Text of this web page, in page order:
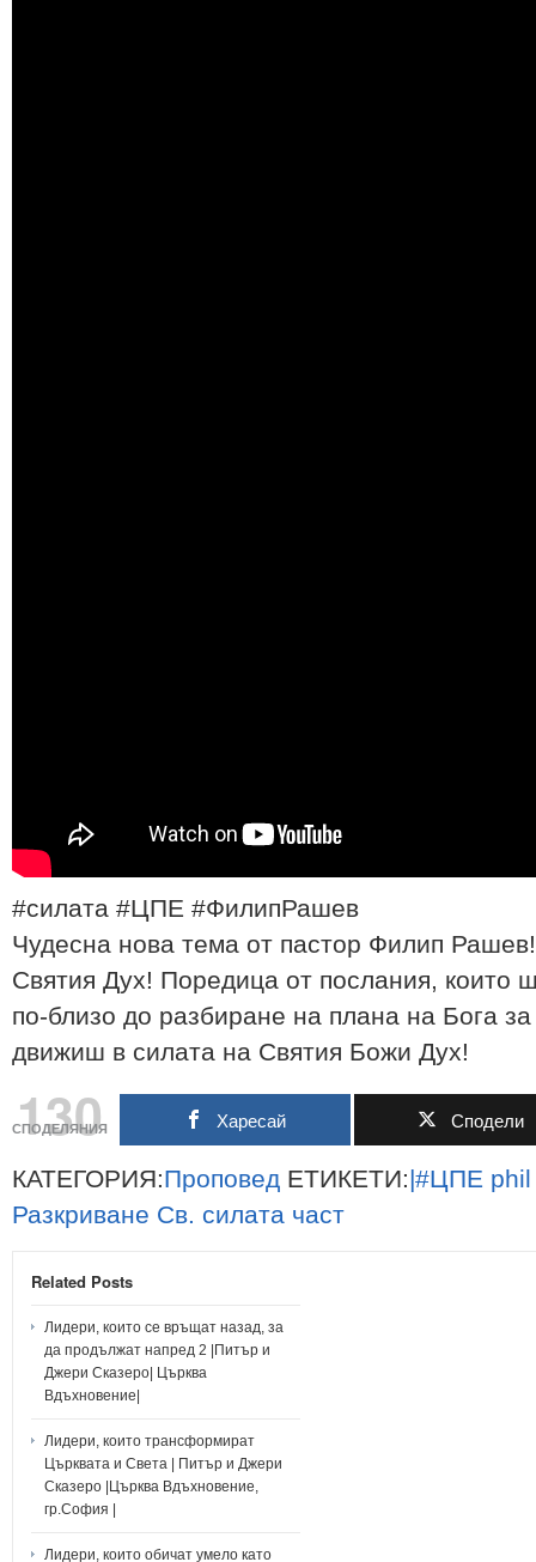
#силата #ЦПЕ #ФилипРашев
Чудесна нова тема от пастор Филип
Святия Дух! Поредица от послания, които
по-близо до разбиране на плана на Бога
движиш в силата на Святия Божи Дух!
130
СПОДЕЛЯНИЯ Харесай Сподели
КАТЕГОРИЯ:Проповед ЕТИКЕТИ:|#ЦПЕ phil
Разкриване Св. силата част
Related Posts
Лидери, които се връщат назад, за
да продължат напред 2 |Питър и
Джери Сказеро| Църква
Вдъхновение|
Лидери, които трансформират
Църквата и Света | Питър и Джери
Сказеро |Църква Вдъхновение,
гр.София |
Лидери, които обичат умело като